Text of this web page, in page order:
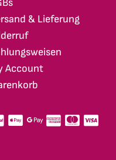
& Lieferung
Account